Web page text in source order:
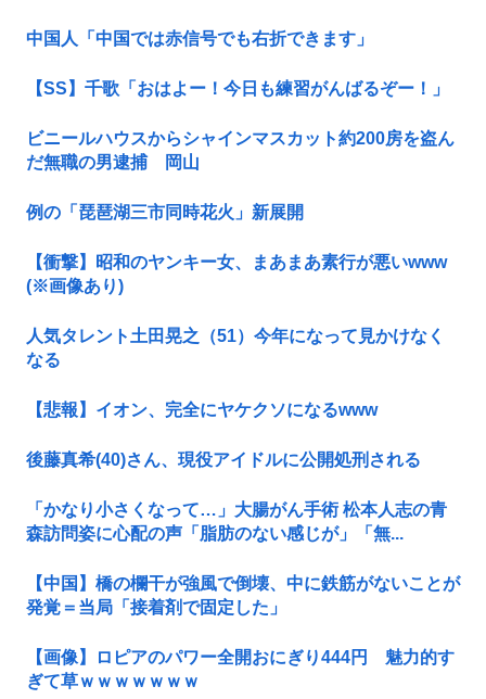
中国人「中国では赤信号でも右折できます」
【SS】千歌「おはよー！今日も練習がんばるぞー！」
ビニールハウスからシャインマスカット約200房を盗ん
だ無職の男逮捕 岡山
例の「琵琶湖三市同時花火」新展開
【衝撃】昭和のヤンキー女、まあまあ素行が悪いwww
(※画像あり)
人気タレント土田晃之（51）今年になって見かけなく
なる
【悲報】イオン、完全にヤケクソになるwww
後藤真希(40)さん、現役アイドルに公開処刑される
「かなり小さくなって…」大腸がん手術 松本人志の青
森訪問姿に心配の声「脂肪のない感じが」「無...
【中国】橋の欄干が強風で倒壊、中に鉄筋がないことが
発覚＝当局「接着剤で固定した」
【画像】ロピアのパワー全開おにぎり444円 魅力的す
ぎて草ｗｗｗｗｗｗｗ